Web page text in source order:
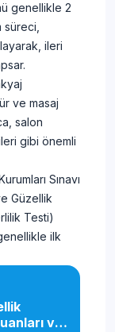
genellikle 2
süreci,
ileri
ve masaj
salon
gibi önemli
Sınavı
Güzellik
Testi)
ilk
ve